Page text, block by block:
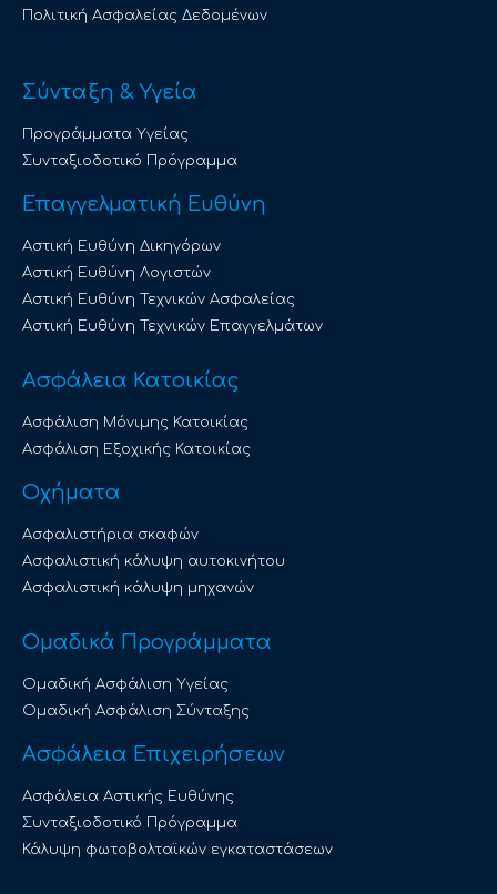
Πολιτική Ασφαλείας Δεδομένων
Σύνταξη & Υγεία
Προγράμματα Υγείας
Συνταξιοδοτικό Πρόγραμμα
Επαγγελματική Ευθύνη
Αστική Ευθύνη Δικηγόρων
Αστική Ευθύνη Λογιστών
Αστική Ευθύνη Τεχνικών Ασφαλείας
Αστική Ευθύνη Τεχνικών Επαγγελμάτων
Ασφάλεια Κατοικίας
Ασφάλιση Μόνιμης Κατοικίας
Ασφάλιση Εξοχικής Κατοικίας
Οχήματα
Ασφαλιστήρια σκαφών
Ασφαλιστική κάλυψη αυτοκινήτου
Ασφαλιστική κάλυψη μηχανών
Ομαδικά Προγράμματα
Ομαδική Ασφάλιση Υγείας
Ομαδική Ασφάλιση Σύνταξης
Ασφάλεια Επιχειρήσεων
Ασφάλεια Αστικής Ευθύνης
Συνταξιοδοτικό Πρόγραμμα
Κάλυψη φωτοβολταϊκών εγκαταστάσεων